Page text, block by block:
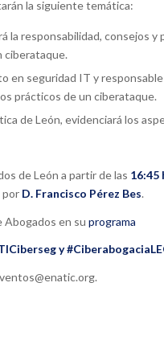
la siguiente temática:
la responsabilidad, consejos y
ciberataque.
en seguridad IT y
prácticos de un ciberataque.
de León, evidenciará los
de León a partir de las 16:45
por D. Francisco Pérez Bes.
Abogados en su programa
y